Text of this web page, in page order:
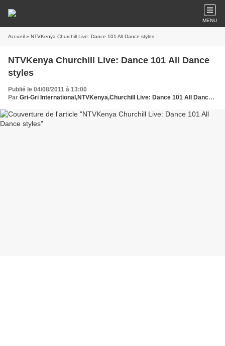
MENU
Accueil » NTVKenya Churchill Live: Dance 101 All Dance styles
NTVKenya Churchill Live: Dance 101 All Dance
styles
Publié le 04/08/2011 à 13:00
Par Gri-Gri International,NTVKenya,Churchill Live: Dance 101 All Dance styles